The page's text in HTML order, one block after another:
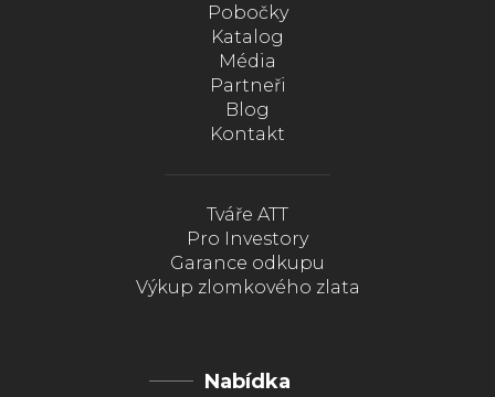
Pobočky
Katalog
Média
Partneři
Blog
Kontakt
Tváře ATT
Pro Investory
Garance odkupu
Výkup zlomkového zlata
Nabídka